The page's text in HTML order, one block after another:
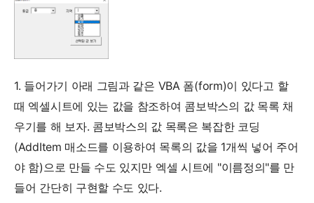
뉴
자
정
의
탭,
버
튼
1. 들어가기 아래 그림과 같은 VBA 폼(form)이 있다고 할
때 엑셀시트에 있는 값을 참조하여 콤보박스의 값 목록 채
우기를 해 보자. 콤보박스의 값 목록은 복잡한 코딩
(AddItem 매소드를 이용하여 목록의 값을 1개씩 넣어 주어
야 함)으로 만들 수도 있지만 엑셀 시트에 "이름정의"를 만
들어 간단히 구현할 수도 있다.